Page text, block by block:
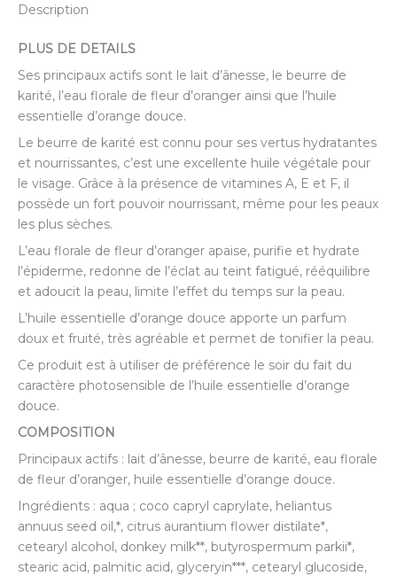
Description
PLUS DE DETAILS
Ses principaux actifs sont le lait d’ânesse, le beurre de
karité, l’eau florale de fleur d’oranger ainsi que l’huile
essentielle d’orange douce.
Le beurre de karité est connu pour ses vertus hydratantes
et nourrissantes, c’est une excellente huile végétale pour
le visage. Grâce à la présence de vitamines A, E et F, il
possède un fort pouvoir nourrissant, même pour les peaux
les plus sèches.
L’eau florale de fleur d’oranger apaise, purifie et hydrate
l’épiderme, redonne de l’éclat au teint fatigué, rééquilibre
et adoucit la peau, limite l’effet du temps sur la peau.
L’huile essentielle d’orange douce apporte un parfum
doux et fruité, très agréable et permet de tonifier la peau.
Ce produit est à utiliser de préférence le soir du fait du
caractère photosensible de l’huile essentielle d’orange
douce.
COMPOSITION
Principaux actifs : lait d’ânesse, beurre de karité, eau florale
de fleur d’oranger, huile essentielle d’orange douce.
Ingrédients : aqua ; coco capryl caprylate, heliantus
annuus seed oil,*, citrus aurantium flower distilate*,
cetearyl alcohol, donkey milk**, butyrospermum parkii*,
stearic acid, palmitic acid, glyceryin***, cetearyl glucoside,